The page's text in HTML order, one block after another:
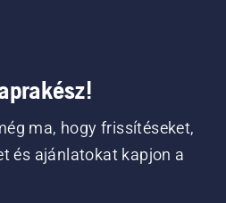
ma, hogy frissítéseket,
és ajánlatokat kapjon a